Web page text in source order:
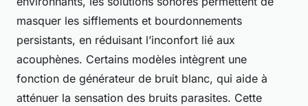
masquer les sifflements et bourdonnements
persistants, en réduisant l’inconfort lié aux
acouphènes. Certains modèles intègrent une
fonction de générateur de bruit blanc, qui aide à
atténuer la sensation des bruits parasites. Cette